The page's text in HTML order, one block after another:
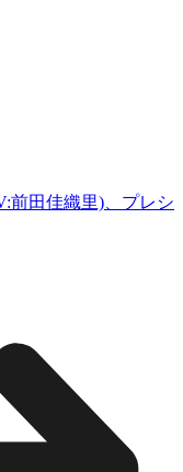
前田佳織里)、プレシ